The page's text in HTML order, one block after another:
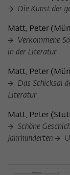
Die Kunst der
Matt, Peter (
Verkommene
in der Literatur
Matt, Peter (
Das Schicksal
Literatur
Matt, Peter (
Schöne
Jahrhunderten
Zweck
Name
Anbieter
Laufzeit
Zweck
können